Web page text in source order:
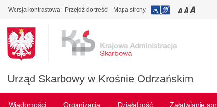
Wersja kontrastowa Przejdź do treści Mapa strony
Urząd Skarbowy w Krośnie Odrzańskim
Wiadomości Organizacja Działalność Załatwianie